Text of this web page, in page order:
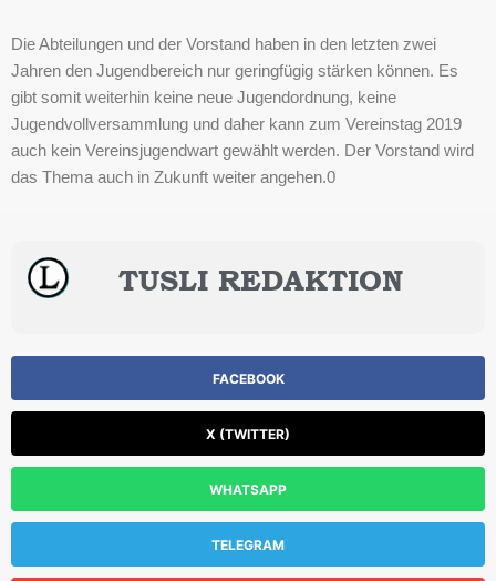
Die Abteilungen und der Vorstand haben in den letzten zwei
Jahren den Jugendbereich nur geringfügig stärken können. Es
gibt somit weiterhin keine neue Jugendordnung, keine
Jugendvollversammlung und daher kann zum Vereinstag 2019
auch kein Vereinsjugendwart gewählt werden. Der Vorstand wird
das Thema auch in Zukunft weiter angehen.0
TUSLI REDAKTION
FACEBOOK
X (TWITTER)
WHATSAPP
TELEGRAM